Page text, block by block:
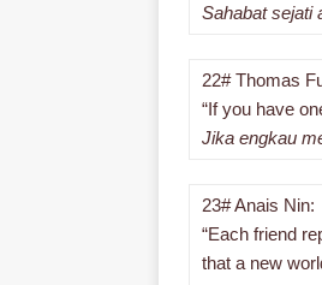
Sahabat sejati
22# Thomas
“If you have
Jika engkau
23# Anais Nin:
“Each friend
that a new